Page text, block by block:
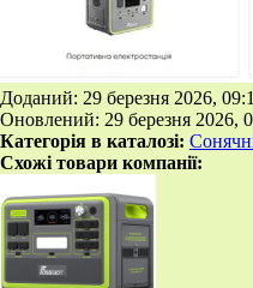
Доданий: 29 березня 2026,
Оновлений: 29 березня 2026,
Категорія в каталозі:
Схожі товари компанії: